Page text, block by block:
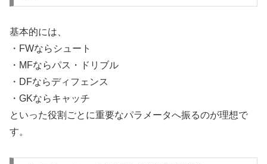
基本的には、
・FWならシュート
・MFならパス・ドリブル
・DFならディフェンス
・GKならキャッチ
といった役割ごとに重要なパラメータへ振るのが理想で
す。